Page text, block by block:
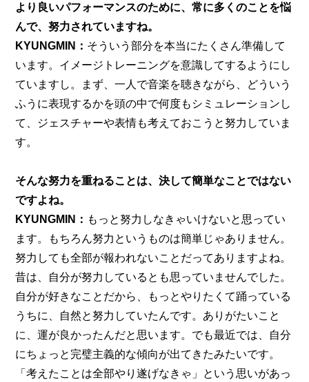
より良いパフォーマンスのために、常に多くのことを悩
んで、努力されていますね。
KYUNGMIN： そういう部分を本当にたくさん準備して
います。イメージトレーニングを意識してするようにし
ていますし。まず、一人で音楽を聴きながら、どういう
ふうに表現するかを頭の中で何度もシミュレーションし
て、ジェスチャーや表情も考えておこうと努力していま
す。
そんな努力を重ねることは、決して簡単なことではない
ですよね。
KYUNGMIN： もっと努力しなきゃいけないと思ってい
ます。もちろん努力というものは簡単じゃありません。
努力しても全部が報われないことだってありますよね。
昔は、自分が努力しているとも思っていませんでした。
自分が好きなことだから、もっとやりたくて踊っている
うちに、自然と努力していたんです。ありがたいこと
に、運が良かったんだと思います。でも最近では、自分
にちょっと完璧主義的な傾向が出てきたみたいです。
「考えたことは全部やり遂げなきゃ」という思いがあっ